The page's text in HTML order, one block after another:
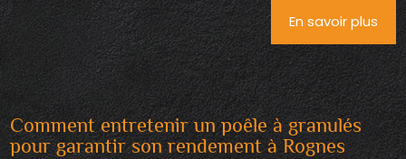
En savoir plus
Comment entretenir un poêle à granulés
pour garantir son rendement à Rognes